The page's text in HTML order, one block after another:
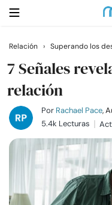
Buscar
Casarse
Relaciones
Relación › Superando los
7 Señales
relación
Por Rachael Pace,
5.4k Lecturas